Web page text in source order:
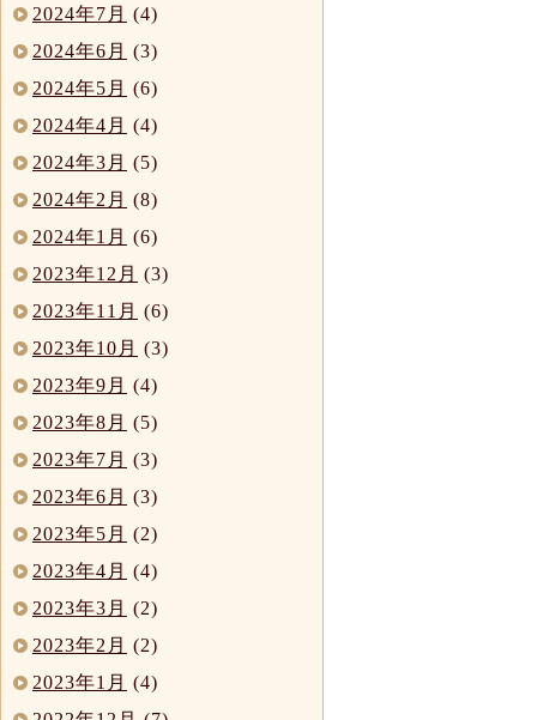
2024年7月 (4)
2024年6月 (3)
2024年5月 (6)
2024年4月 (4)
2024年3月 (5)
2024年2月 (8)
2024年1月 (6)
2023年12月 (3)
2023年11月 (6)
2023年10月 (3)
2023年9月 (4)
2023年8月 (5)
2023年7月 (3)
2023年6月 (3)
2023年5月 (2)
2023年4月 (4)
2023年3月 (2)
2023年2月 (2)
2023年1月 (4)